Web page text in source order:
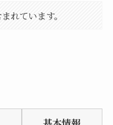
れています。